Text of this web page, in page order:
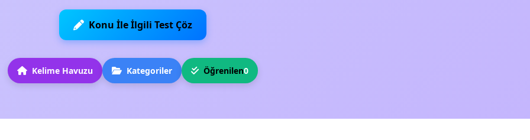
Konu İle İlgili Test Çöz
Kelime Havuzu Kategoriler Öğrenilen0